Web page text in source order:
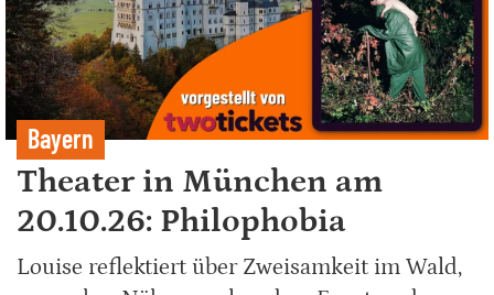
Bayern
Theater in München am
20.10.26: Philophobia
Louise reflektiert über Zweisamkeit im Wald,